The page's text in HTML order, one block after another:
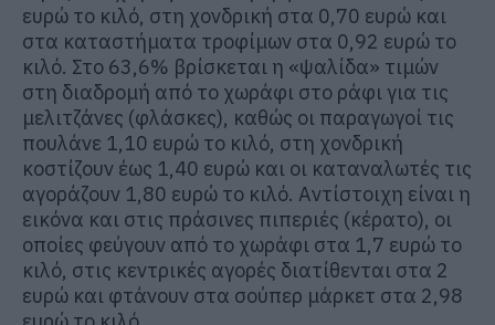
ευρώ το κιλό, στη χονδρική στα 0,70 ευρώ και
στα καταστήματα τροφίμων στα 0,92 ευρώ το
κιλό. Στο 63,6% βρίσκεται η «ψαλίδα» τιμών
στη διαδρομή από το χωράφι στο ράφι για τις
μελιτζάνες (φλάσκες), καθώς οι παραγωγοί τις
πουλάνε 1,10 ευρώ το κιλό, στη χονδρική
κοστίζουν έως 1,40 ευρώ και οι καταναλωτές τις
αγοράζουν 1,80 ευρώ το κιλό. Αντίστοιχη είναι η
εικόνα και στις πράσινες πιπεριές (κέρατο), οι
οποίες φεύγουν από το χωράφι στα 1,7 ευρώ το
κιλό, στις κεντρικές αγορές διατίθενται στα 2
ευρώ και φτάνουν στα σούπερ μάρκετ στα 2,98